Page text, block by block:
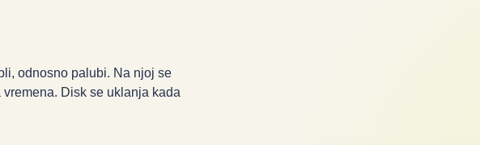
odnosno palubi. Na njoj se
Disk se uklanja kada